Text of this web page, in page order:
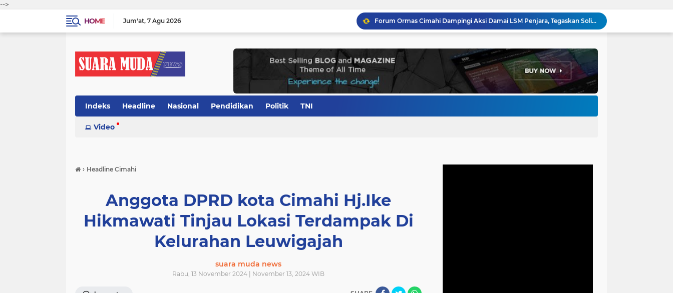
-->
HOME
Jum'at 7 Agu 2026
Forum Ormas Cimahi Dampingi Aksi Damai LSM Penjara, Tegaskan Solidaritas dan Jaga Kondusivitas
Perkuat Keamanan Lingkungan, Bhabinkamtibmas Baros Gelar Pembinaan Siskamling di RW 06
Bhabinkamtibmas Baros Sambangi Warga, Selesaikan Keluhan Bau Kandang Ayam Hingga Imbau Cegah 3C
Indeks Headline Nasional Pendidikan Politik TNI
Video
› Headline Cimahi
Anggota DPRD kota Cimahi Hj.Ike
Hikmawati Tinjau Lokasi Terdampak Di
Kelurahan Leuwigajah
suara muda news
Rabu, 13 November 2024 | November 13, 2024 WIB